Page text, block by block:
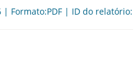
| Formato:PDF | ID do relatório: